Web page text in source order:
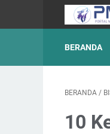
BERANDA
BERANDA /
10